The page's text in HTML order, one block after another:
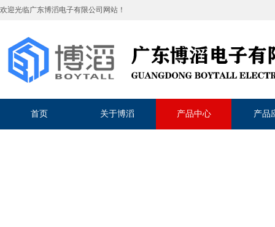
欢迎光临广东博滔电子有限公司 网站！
首页 关于博滔 产品中心 产品